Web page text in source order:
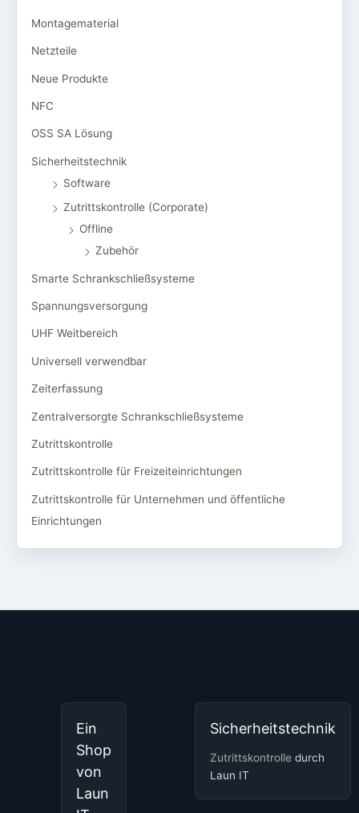
Montagematerial
Netzteile
Neue Produkte
NFC
OSS SA Lösung
Sicherheitstechnik
Software
Zutrittskontrolle (Corporate)
Offline
Zubehör
Smarte Schrankschließsysteme
Spannungsversorgung
UHF Weitbereich
Universell verwendbar
Zeiterfassung
Zentralversorgte Schrankschließsysteme
Zutrittskontrolle
Zutrittskontrolle für Freizeiteinrichtungen
Zutrittskontrolle für Unternehmen und öffentliche
Einrichtungen
Ein
Shop
von
Laun
Sicherheitstechnik
Zutrittskontrolle durch
Laun IT